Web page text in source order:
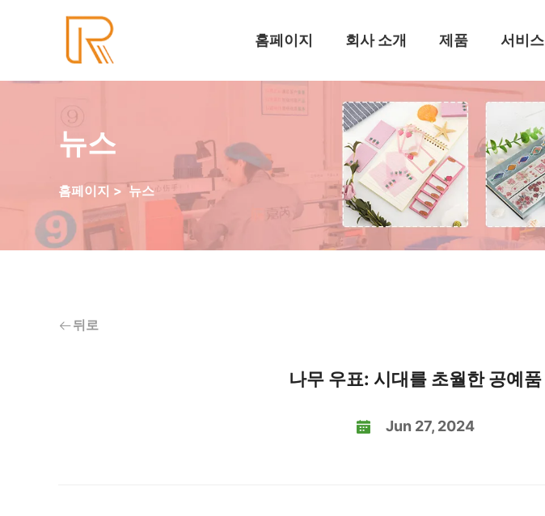
홈페이지 회사 소개 제품 서비스
뉴스
홈페이지 >뉴스
뒤로
나무 우표: 시대를 초월한 공예품
Jun 27, 2024